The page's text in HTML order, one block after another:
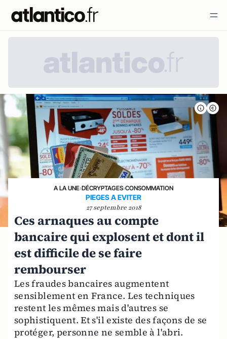
A LA UNE›DÉCRYPTAGES›CONSOMMATION
PIEGES A EVITER
27 septembre 2018
Ces arnaques au compte
bancaire qui explosent et dont il
est difficile de se faire
rembourser
Les fraudes bancaires augmentent
sensiblement en France. Les techniques
restent les mêmes mais d'autres se
sophistiquent. Et s'il existe des façons de se
protéger, personne ne semble à l'abri.